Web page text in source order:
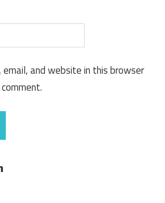
email, and website in this browser